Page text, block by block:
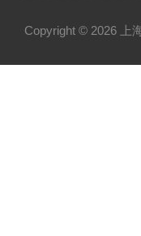
Copyright © 2026 上